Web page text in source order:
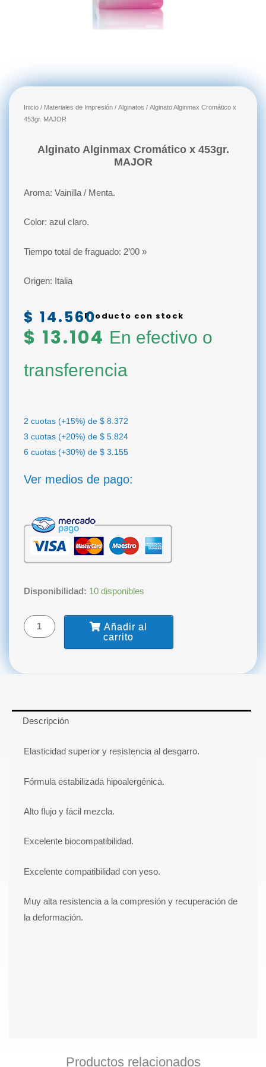
Inicio / Materiales de Impresión / Alginatos / Alginato Alginmax Cromático x
453gr. MAJOR
Alginato Alginmax Cromático x 453gr.
MAJOR
Aroma: Vainilla / Menta.
Color: azul claro.
Tiempo total de fraguado: 2’00 »
Origen: Italia
Producto con stock
$ 14.560
$ 13.104 En efectivo o
transferencia
2 cuotas (+15%) de $ 8.372
3 cuotas (+20%) de $ 5.824
6 cuotas (+30%) de $ 3.155
Ver medios de pago:
Disponibilidad: 10 disponibles
Alginato
Cromático
x
Añadir al
carrito
Descripción
Elasticidad superior y resistencia al desgarro.
Fórmula estabilizada hipoalergénica.
Alto flujo y fácil mezcla.
Excelente biocompatibilidad.
Excelente compatibilidad con yeso.
Muy alta resistencia a la compresión y recuperación de
la deformación.
Productos relacionados